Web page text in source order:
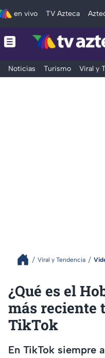
en vivo TV Azteca
Noticias Turismo Viral y
Viral y Tendencia
¿Qué es el
más reciente
TikTok
En TikTok siempre